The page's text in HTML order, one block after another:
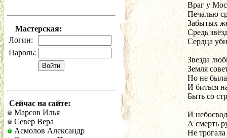
Мастерская:
Логин:
Пароль:
Сейчас на сайте:
Марсов Илья
Север Вера
Асмолов Александр
Враг у
Печалью
Забытых
Средь
Сердца
Звезда
Земля
Но не
И биться
Быть со
И
А смерть
Не